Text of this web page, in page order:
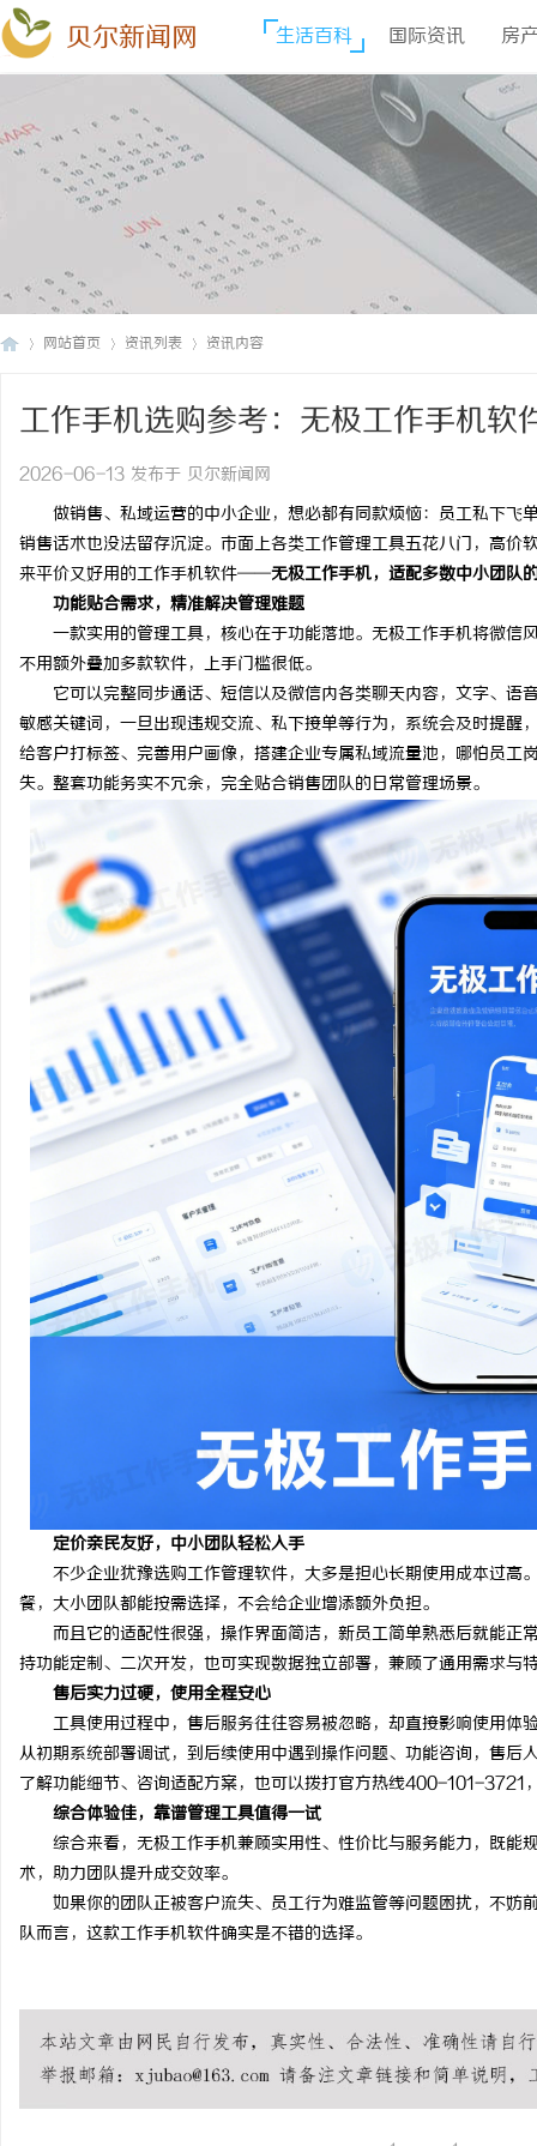
贝尔新闻网 生活百科 国际资讯 房
网站首页 资讯列表 资讯内容
工作手机选购参考：无极工作手机软
2026-06-13 发布于 贝尔新闻网
做销售、私域运营的中小企业，想必都有同款烦恼：员工私下
销售话术也没法留存沉淀。市面上各类工作管理工具五花八门，高
来平价又好用的工作手机软件——无极工作手机，适配多数中小团队
功能贴合需求，精准解决管理难题
一款实用的管理工具，核心在于功能落地。无极工作手机将微
不用额外叠加多款软件，上手门槛很低。
它可以完整同步通话、短信以及微信内各类聊天内容，文字、
敏感关键词，一旦出现违规交流、私下接单等行为，系统会及时提
给客户打标签、完善用户画像，搭建企业专属私域流量池，哪怕员
失。整套功能务实不冗余，完全贴合销售团队的日常管理场景。
定价亲民友好，中小团队轻松入手
不少企业犹豫选购工作管理软件，大多是担心长期使用成本过
餐，大小团队都能按需选择，不会给企业增添额外负担。
而且它的适配性很强，操作界面简洁，新员工简单熟悉后就能
持功能定制、二次开发，也可实现数据独立部署，兼顾了通用需求与
售后实力过硬，使用全程安心
工具使用过程中，售后服务往往容易被忽略，却直接影响使用
从初期系统部署调试，到后续使用中遇到操作问题、功能咨询，售
了解功能细节、咨询适配方案，也可以拨打官方热线400-101-3721
综合体验佳，靠谱管理工具值得一试
综合来看，无极工作手机兼顾实用性、性价比与服务能力，既
术，助力团队提升成交效率。
如果你的团队正被客户流失、员工行为难监管等问题困扰，不
队而言，这款工作手机软件确实是不错的选择。
耐磨改性颗粒：提升工程材料性能
秘密武器
揭秘！专业充电桩项目
哪些行业秘诀？